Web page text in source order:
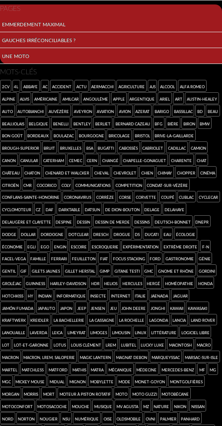
PAGES
Emmerdement maximal
Gauches irréconciliables ?
Une moto
MOTS-CLÉS
2cv 4L abbaye AC accident Actu Aermacchi agriculture AJS alcool Alfa Romeo
Alpine Alvis américaine Amilcar Angoulême Apple argentique Ariel art Austin-Healey
auto Autobianchi Auvézère Aveyron aviation avion Azerat Barigo Bassillac BD beau
Beaujolais Belgique Benelli Bentley Berliet Bernard Cazeau BFG bière Biron BMW
bon goût Bordeaux Boulazac Bourgogne bricolage Bristol Brive-la-Gaillarde
Brough-Superior bruit Bruxelles BSA Bugatti Cabossés cabriolet Cadillac camion
Canon canular Caterham CEMEC Cern Changé Chapelle-Gonaguet Charente chat
château chaton Chenard et Walcker cheval Chevrolet chien Chimay chopper cinéma
Citroën CMR cocorico Coly communications competition Condat-sur-Vézère
Conflans-sainte-Honorine coronavirus Corrèze Corse Corvette coupé Cublac cyclecar
cyclomoteur CZ Daf darktable Datsun de Dion-Bouton Delage Delahaye
Delaugère et Clayette Despine dessin dessin de merde dessins Deutsch-Bonnet Dnepr
Dodge Dollar Dordogne dotclear Dresch drogue DS Ducati eau écologie
économie Egli Ego engin Escoire escroquerie expérimentation extrême droite F-N
Facel-Vega famille Ferrari feuilleton FIAT focus stacking Ford Gastronomie génie
gentil gif Gilets jaunes Gillet Herstal GIMP Gitane Testi GMC Gnome et Rhône Gordini
Groléjac Guinness Harley-Davidson HDR Helios Hercules Hergé homéopathie Honda
Hotchkiss HY Indian informatique insecte Internet Italie Jaenada Jaguar
jamón fumada Japauto Japon Jeep Jensen jeu John Deere Jonghi kawaii Kawasaki
Kraftwerk Kreidler la Bachellerie la Cassagne La Rochelle Lagonda Lancia Land Rover
Lanouaille Laverda Leica Limeyrat Limoges Limousin Linux Littérature logiciel libre
Lot Lot-et-Garonne Lotus Louis Clément LREM Lubitel Lucky Luke Macintosh macro
Macron Macron, LREM, saloperie Magic Lantern Magnat Debon Marqueyssac Marsac-sur-Isle
Martel Matchless Matford Mathis Matra mécanique médecine Mercedes-Benz MF MG
MGC Mickey Mouse Midual mignon Mobylette mode Monet-Goyon montgolfières
Morgan Morris mort moteur à piston rotatif moto Moto Guzzi Motobécane
Motoconfort Motosacoche mouche musique MV Agusta MZ nature Nikon Nissan
Nord Norton Nougier NSU numérique Oise Oldsmobile ovni Palmier Panhard